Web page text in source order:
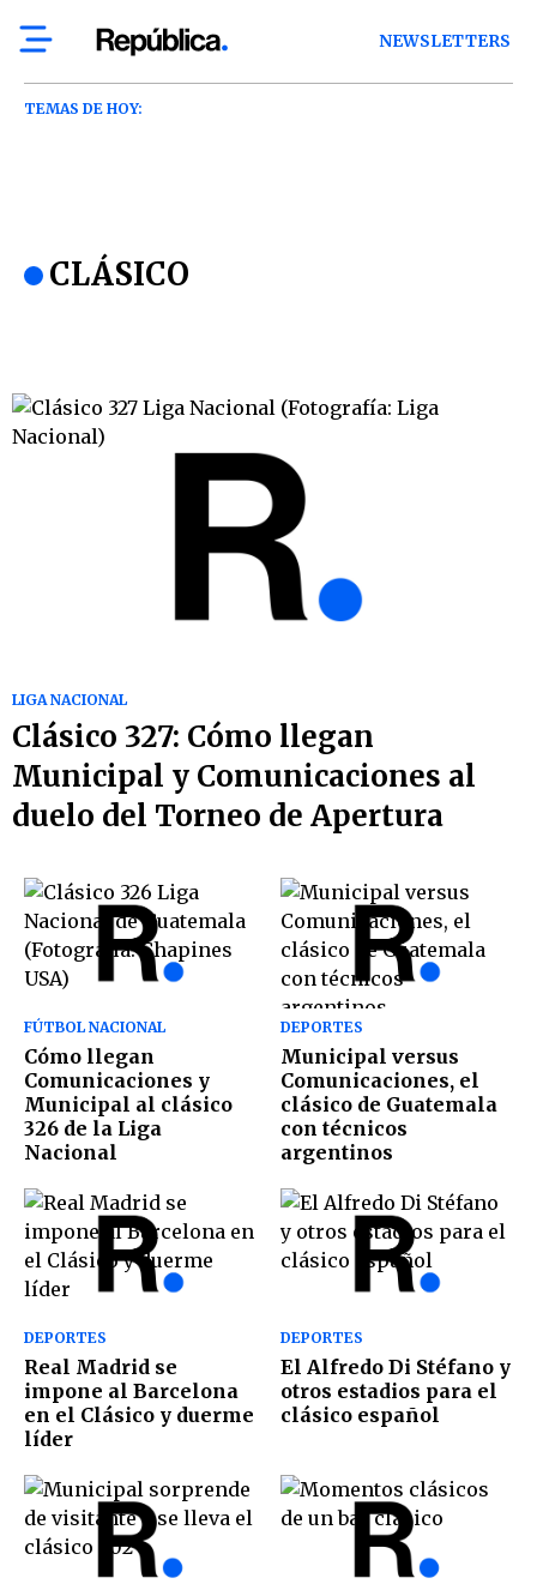
NEWSLETTERS
TEMAS DE HOY:
CLÁSICO
LIGA NACIONAL
Clásico 327: Cómo llegan
Municipal y Comunicaciones al
duelo del Torneo de Apertura
FÚTBOL NACIONAL
Cómo llegan
Comunicaciones y
Municipal al clásico
326 de la Liga
Nacional
DEPORTES
Municipal versus
Comunicaciones, el
clásico de Guatemala
con técnicos
argentinos
DEPORTES
Real Madrid se
impone al Barcelona
en el Clásico y duerme
líder
DEPORTES
El Alfredo Di Stéfano y
otros estadios para el
clásico español